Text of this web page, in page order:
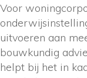
Voor
uitvoeren aan
bouwkundig
helpt bij het in